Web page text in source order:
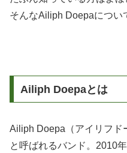
そんなAiliph Doepaについ
Ailiph Doepaとは
Ailiph Doepa（アイリフド
と呼ばれるバンド。2010